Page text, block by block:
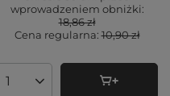
wprowadzeniem obniżki:
18,86 zł
Cena regularna:10,90 zł
Ilość produktów